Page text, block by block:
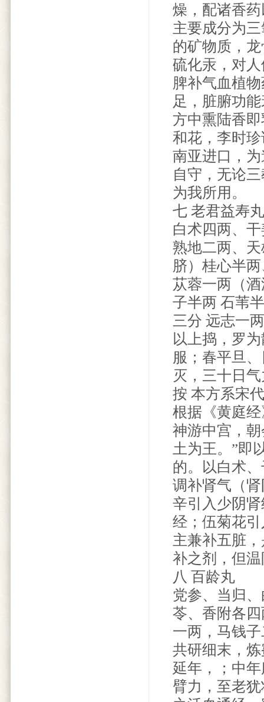
燥，配诸香
主要成分为
的矿物质，
硫化汞，对
脾补气血植
足，脏腑功
方中熏陆香
和花，李时
南亚进口，
自守，无论
为我所用。
七 老君益寿丸
白术四两、
熟地二两、
脐）桂心半
苁蓉一两（
子半两 石苇
三分 远志一
以上捣，罗
服；春平旦
灭，三十日
按 本方系宋
根据《黄庭
神游中宫，
土为王。”即
的。以白术
调补肾气（
辛引入少阴
经；伍菊花
主兼补五脏
补之剂，但
八 百龄丸
党参、当归
苓、香附各
一两，马钱
共研细末，
延年，；中
臂力，至老